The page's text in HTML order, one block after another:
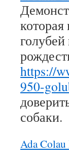
https://
950-
собаки.
Ada